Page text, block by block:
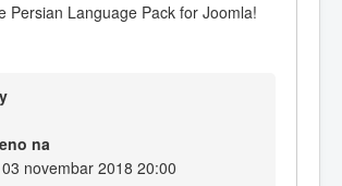
Persian Language Pack for Joomla!
na
novembar 2018 20:00